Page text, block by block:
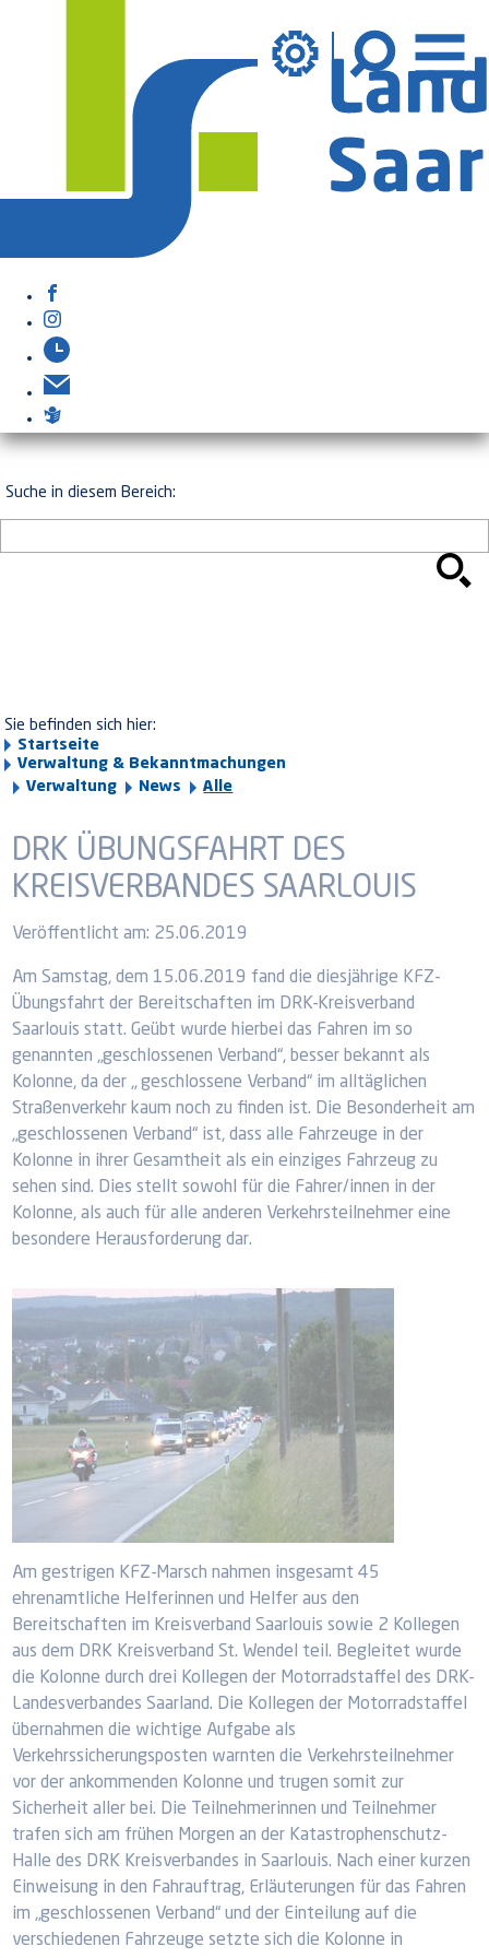
Suche in diesem Bereich:
Sie befinden sich hier:
Startseite
Verwaltung & Bekanntmachungen
Verwaltung
News Alle
DRK ÜBUNGSFAHRT DES
KREISVERBANDES SAARLOUIS
Veröffentlicht am: 25.06.2019
Am Samstag, dem 15.06.2019 fand die diesjährige KFZ-
Übungsfahrt der Bereitschaften im DRK-Kreisverband
Saarlouis statt. Geübt wurde hierbei das Fahren im so
genannten „geschlossenen Verband“, besser bekannt als
Kolonne, da der „ geschlossene Verband“ im alltäglichen
Straßenverkehr kaum noch zu finden ist. Die Besonderheit am
„geschlossenen Verband“ ist, dass alle Fahrzeuge in der
Kolonne in ihrer Gesamtheit als ein einziges Fahrzeug zu
sehen sind. Dies stellt sowohl für die Fahrer/innen in der
Kolonne, als auch für alle anderen Verkehrsteilnehmer eine
besondere Herausforderung dar.
Am gestrigen KFZ-Marsch nahmen insgesamt 45
ehrenamtliche Helferinnen und Helfer aus den
Bereitschaften im Kreisverband Saarlouis sowie 2 Kollegen
aus dem DRK Kreisverband St. Wendel teil. Begleitet wurde
die Kolonne durch drei Kollegen der Motorradstaffel des DRK-
Landesverbandes Saarland. Die Kollegen der Motorradstaffel
übernahmen die wichtige Aufgabe als
Verkehrssicherungsposten warnten die Verkehrsteilnehmer
vor der ankommenden Kolonne und trugen somit zur
Sicherheit aller bei. Die Teilnehmerinnen und Teilnehmer
trafen sich am frühen Morgen an der Katastrophenschutz-
Halle des DRK Kreisverbandes in Saarlouis. Nach einer kurzen
Einweisung in den Fahrauftrag, Erläuterungen für das Fahren
im „geschlossenen Verband“ und der Einteilung auf die
verschiedenen Fahrzeuge setzte sich die Kolonne in